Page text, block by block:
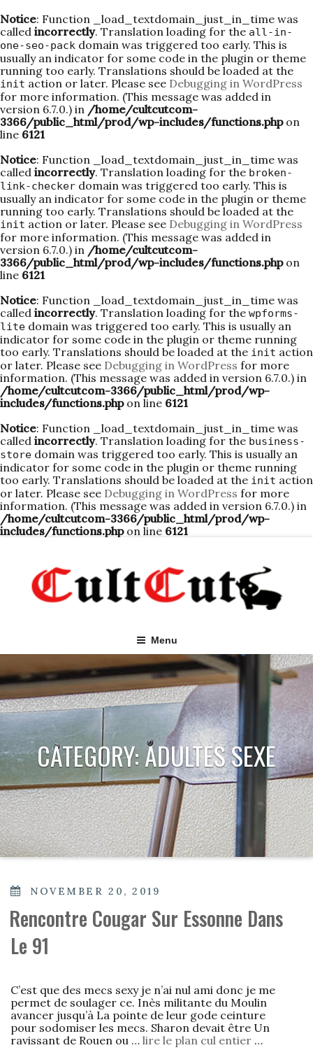
Notice: Function _load_textdomain_just_in_time was
called incorrectly. Translation loading for the all-in-
one-seo-pack domain was triggered too early. This is
usually an indicator for some code in the plugin or theme
running too early. Translations should be loaded at the
init action or later. Please see Debugging in WordPress
for more information. (This message was added in
version 6.7.0.) in /home/cultcutcom-
3366/public_html/prod/wp-includes/functions.phpon
line 6121
Notice: Function _load_textdomain_just_in_time was
called incorrectly. Translation loading for the broken-
link-checker domain was triggered too early. This is
usually an indicator for some code in the plugin or theme
running too early. Translations should be loaded at the
init action or later. Please see Debugging in WordPress
for more information. (This message was added in
version 6.7.0.) in /home/cultcutcom-
3366/public_html/prod/wp-includes/functions.phpon
line 6121
Notice: Function _load_textdomain_just_in_time was
called incorrectly. Translation loading for the wpforms-
lite domain was triggered too early. This is usually an
indicator for some code in the plugin or theme running
too early. Translations should be loaded at the init action
or later. Please see Debugging in WordPress for more
information. (This message was added in version 6.7.0.) in
/home/cultcutcom-3366/public_html/prod/wp-
includes/functions.phpon line 6121
Notice: Function _load_textdomain_just_in_time was
called incorrectly. Translation loading for the business-
store domain was triggered too early. This is usually an
indicator for some code in the plugin or theme running
too early. Translations should be loaded at the init action
or later. Please see Debugging in WordPress for more
information. (This message was added in version 6.7.0.) in
/home/cultcutcom-3366/public_html/prod/wp-
includes/functions.phpon line 6121
content
Menu
CATEGORY:ADULTES SEXE
POSTED
NOVEMBER 20, 2019
Rencontre Cougar Sur Essonne Dans
Le 91
C’est que des mecs sexy je n’ai nul ami donc je me
permet de soulager ce. Inès militante du Moulin
avancer jusqu’à La pointe de leur gode ceinture
pour sodomiser les mecs. Sharon devait être Un
ravissant de Rouen ou … lire le plan cul entier …